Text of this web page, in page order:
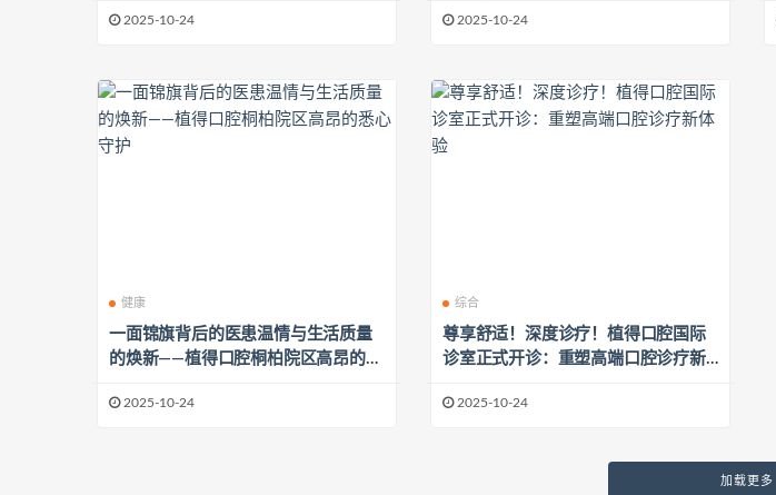
2025-10-24 2025-10-24
健康
一面锦旗背后的医患温情与生活质量
的焕新——植得口腔桐柏院区高昂的悉
2025-10-24
综合
尊享舒适！深度诊疗！植得口腔国际
诊室正式开诊：重塑高端口腔诊疗新
2025-10-24
加载更多